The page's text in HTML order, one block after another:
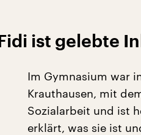
Fidi ist gelebte
Im Gymnasium war
Krauthausen, mit
Sozialarbeit und ist
erklärt, was sie ist